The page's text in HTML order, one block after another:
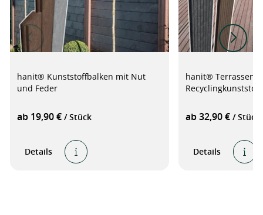
hanit® Kunststoffbalken mit Nut
und Feder
ab 19,90 € / Stück
Details
hanit®
ab 32,90 € / Stück
Details